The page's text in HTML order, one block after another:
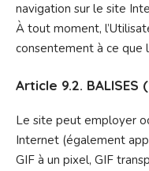
navigation sur le site
À tout moment,
consentement à ce que
Article 9.2. BALISES
Le site peut employer
Internet (également
GIF à un pixel, GIF